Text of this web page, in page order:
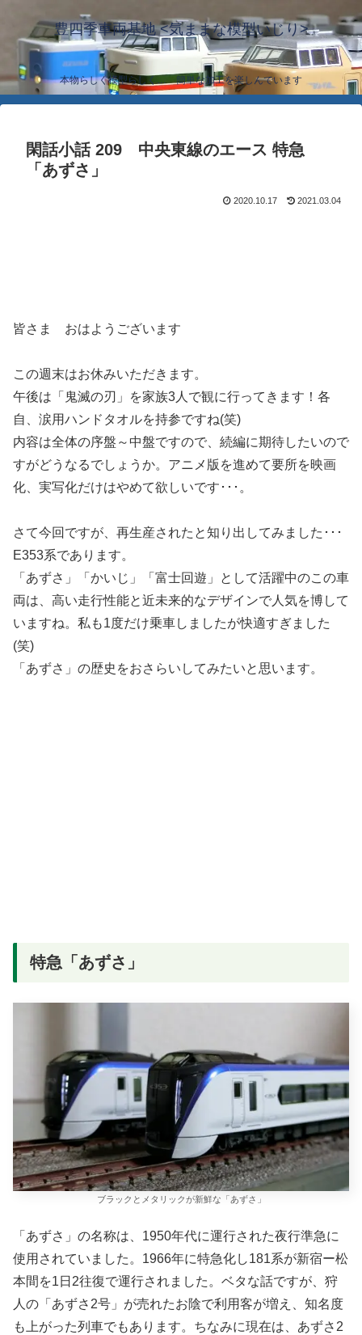
豊四季車両基地 <気ままな模型いじり>
本物らしく模型らしく… 簡単な加工を楽しんでいます
閑話小話 209 中央東線のエース 特急
「あずさ」
2020.10.17 2021.03.04
皆さま おはようございます
この週末はお休みいただきます。
午後は「鬼滅の刃」を家族3人で観に行ってきます！各
自、涙用ハンドタオルを持参ですね(笑)
内容は全体の序盤～中盤ですので、続編に期待したいので
すがどうなるでしょうか。アニメ版を進めて要所を映画
化、実写化だけはやめて欲しいです･･･。
さて今回ですが、再生産されたと知り出してみました･･･
E353系であります。
「あずさ」「かいじ」「富士回遊」として活躍中のこの車
両は、高い走行性能と近未来的なデザインで人気を博して
いますね。私も1度だけ乗車しましたが快適すぎました
(笑)
「あずさ」の歴史をおさらいしてみたいと思います。
特急「あずさ」
ブラックとメタリックが新鮮な「あずさ」
「あずさ」の名称は、1950年代に運行された夜行準急に
使用されていました。1966年に特急化し181系が新宿ー松
本間を1日2往復で運行されました。ベタな話ですが、狩
人の「あずさ2号」が売れたお陰で利用客が増え、知名度
も上がった列車でもあります。ちなみに現在は、あずさ2